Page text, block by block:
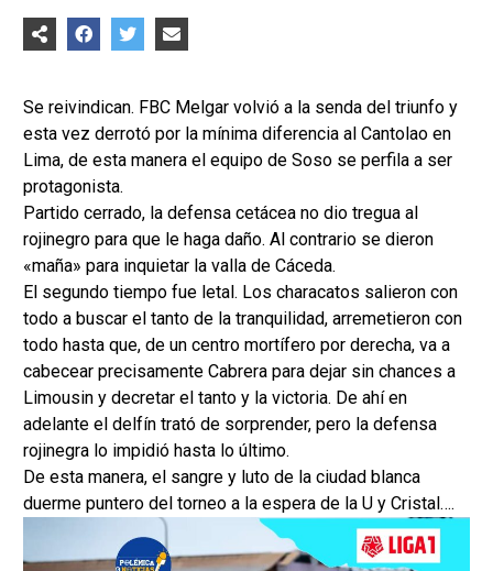
Se reivindican. FBC Melgar volvió a la senda del triunfo y
esta vez derrotó por la mínima diferencia al Cantolao en
Lima, de esta manera el equipo de Soso se perfila a ser
protagonista.
Partido cerrado, la defensa cetácea no dio tregua al
rojinegro para que le haga daño. Al contrario se dieron
«maña» para inquietar la valla de Cáceda.
El segundo tiempo fue letal. Los characatos salieron con
todo a buscar el tanto de la tranquilidad, arremetieron con
todo hasta que, de un centro mortífero por derecha, va a
cabecear precisamente Cabrera para dejar sin chances a
Limousin y decretar el tanto y la victoria. De ahí en
adelante el delfín trató de sorprender, pero la defensa
rojinegra lo impidió hasta lo último.
De esta manera, el sangre y luto de la ciudad blanca
duerme puntero del torneo a la espera de la U y Cristal….